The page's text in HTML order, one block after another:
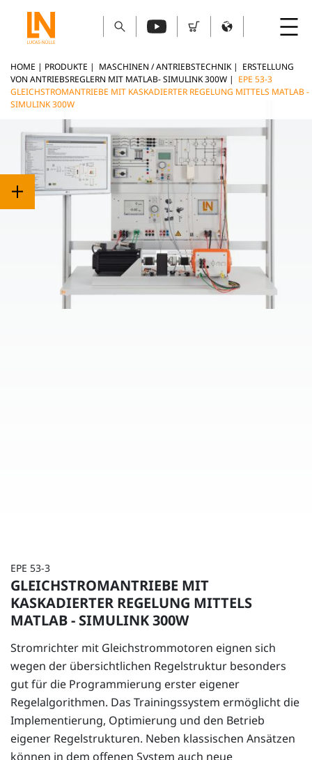
HOME | PRODUKTE | MASCHINEN / ANTRIEBSTECHNIK | ERSTELLUNG
VON ANTRIEBSREGLERN MIT MATLAB- SIMULINK 300W | EPE 53-3
GLEICHSTROMANTRIEBE MIT KASKADIERTER REGELUNG MITTELS MATLAB -
SIMULINK 300W
EPE 53-3
GLEICHSTROMANTRIEBE MIT
KASKADIERTER REGELUNG MITTELS
MATLAB - SIMULINK 300W
Stromrichter mit Gleichstrommotoren eignen sich
wegen der übersichtlichen Regelstruktur besonders
gut für die Programmierung erster eigener
Regelalgorithmen. Das Trainingssystem ermöglicht die
Implementierung, Optimierung und den Betrieb
eigener Regelstrukturen. Neben klassischen Ansätzen
können in dem offenen System auch neue